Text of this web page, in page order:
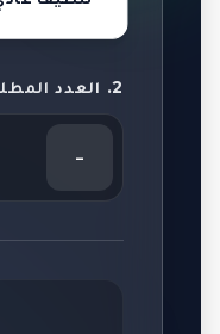
2. العدد المطلوب
-